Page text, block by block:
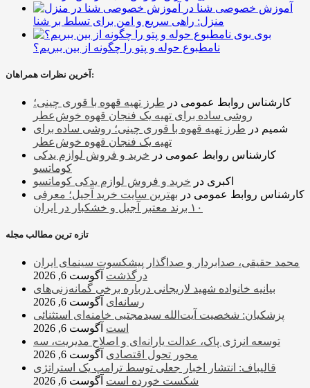
آموزش خصوصی شنا در
منزل: راهی سریع و امن برای تسلط بر شنا
بوی
نامطبوع حوله و پتو را چگونه از بین ببریم؟
آخرین نظرات همراهان:
کارشناس روابط عمومی در طرز تهیه قهوه با قوری چینی؛
روشی ساده برای تهیه یک فنجان قهوه خوش‌عطر
شمیم در طرز تهیه قهوه با قوری چینی؛ روشی ساده برای
تهیه یک فنجان قهوه خوش‌عطر
کارشناس روابط عمومی در خرید و فروش لوازم یدکی
کوماتسو
اکبری در خرید و فروش لوازم یدکی کوماتسو
کارشناس روابط عمومی در بهترین سایت خرید آجیل؛ معرفی
۱۰ برند معتبر آجیل و خشکبار در ایران
تازه ترین مطالب مجله
محمد حقیقی، صدابردار و صداگذار پیشکسوت سینمای ایران
درگذشت آگوست 6, 2026
بیانیه خانواده شهید لاریجانی درباره برخی گمانه‌زنی‌های
رسانه‌ای آگوست 6, 2026
پزشکیان: شخصیت آیت‌الله سیدمجتبی خامنه‌ای استثنائی
است آگوست 6, 2026
توسعه انرژی پاک، عدالت یارانه‌ای و اصلاح مدیریت، سه
محور تحول اقتصادی آگوست 6, 2026
قالیباف: انتشار اخبار جعلی توسط ترامپ یک استراتژی
شکست خورده است آگوست 6, 2026